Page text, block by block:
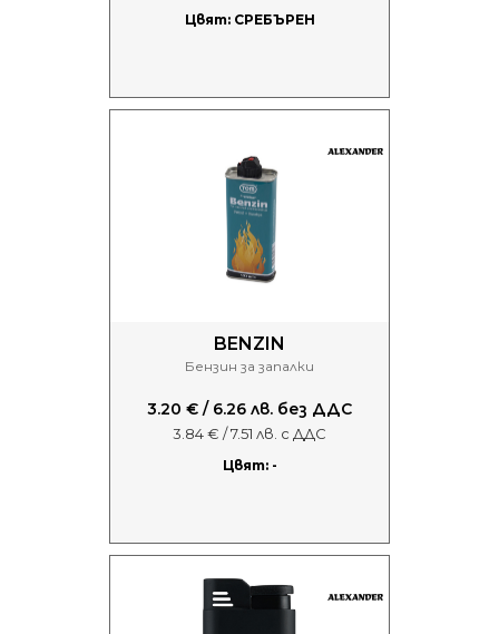
Цвят: СРЕБЪРЕН
BENZIN
Бензин за запалки
3.20 € / 6.26 лв. без ДДС
3.84 € / 7.51 лв. с ДДС
Цвят: -